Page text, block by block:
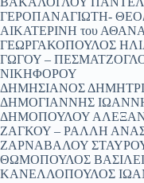
ΓΕΡΟΠΑΝΑΓΙΩΤΗ-
ΑΙΚΑΤΕΡΙΝΗ του
ΓΕΩΡΓΑΚΟΠΟΥΛΟΣ
ΓΩΓΟΥ –
ΝΙΚΗΦΟΡΟΥ
ΔΗΜΗΣΙΑΝΟΣ
ΔΗΜΟΓΙΑΝΝΗΣ
ΔΗΜΟΠΟΥΛΟΥ
ΖΑΓΚΟΥ – ΡΑΛΛΗ
ΖΑΡΝΑΒΑΛΟΥ
ΘΩΜΟΠΟΥΛΟΣ
ΚΑΝΕΛΛΟΠΟΥΛΟΣ